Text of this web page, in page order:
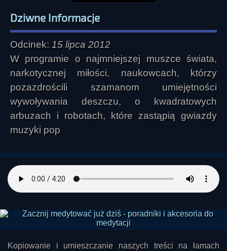
Dziwne Informacje
Odcinek: 15 lipca 2012
W programie o najmniejszej muszce świata,
narkotycznej miłości, naukowcach, którzy
pozazdrościli szamanom umiejętności
wywoływania deszczu, o kwadratowych
arbuzach i robotach, które zastąpią gwiazdy
muzyki pop
Kopiowanie i umieszczanie naszych treści na łamach